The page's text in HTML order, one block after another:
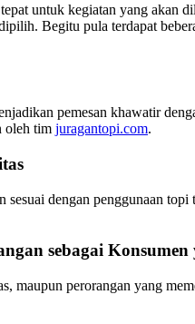
untuk kegiatan yang akan
Begitu pula terdapat
pemesan khawatir
oleh tim juragantopi.com.
dengan penggunaan
sebagai Konsumen
maupun perorangan yang